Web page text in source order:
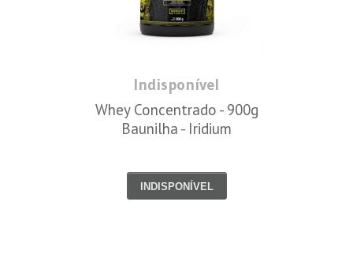
Indisponível
Whey Concentrado - 900g
Baunilha - Iridium
INDISPONÍVEL